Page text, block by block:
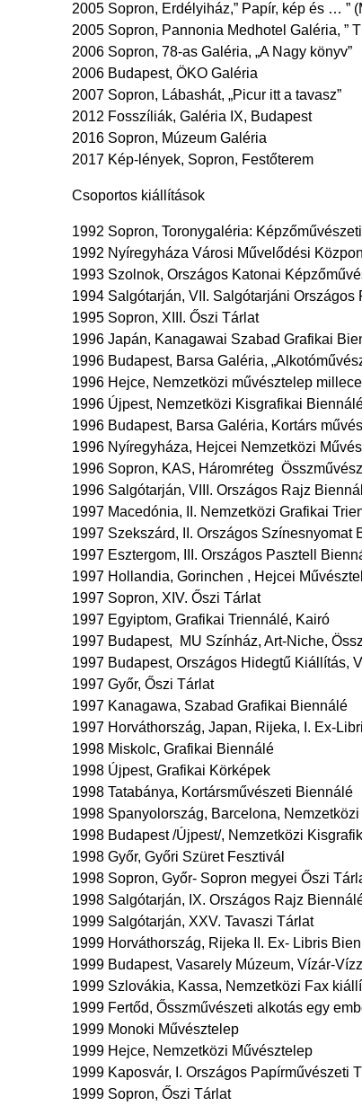
2005 Sopron, Erdélyiház,” Papír, kép és … ”
2005 Sopron, Pannonia Medhotel Galéria, ”
2006 Sopron, 78-as Galéria, „A Nagy könyv”
2006 Budapest, ÖKO Galéria
2007 Sopron, Lábashát, „Picur itt a tavasz”
2012 Fosszíliák, Galéria IX, Budapest
2016 Sopron, Múzeum Galéria
2017 Kép-lények, Sopron, Festőterem
Csoportos kiállítások
1992 Sopron, Toronygaléria:
1992 Nyíregyháza Városi Művelődési
1993 Szolnok, Országos Katonai
1994 Salgótarján, VII. Salgótarjáni Országos
1995 Sopron, XIII. Őszi Tárlat
1996 Japán, Kanagawai Szabad Grafikai
1996 Budapest, Barsa Galéria,
1996 Hejce, Nemzetközi művésztelep
1996 Újpest, Nemzetközi Kisgrafikai
1996 Budapest, Barsa Galéria, Kortárs
1996 Nyíregyháza, Hejcei Nemzetközi
1996 Sopron, KAS, Háromréteg
1996 Salgótarján, VIII. Országos Rajz
1997 Macedónia, II. Nemzetközi Grafikai
1997 Szekszárd, II. Országos Színesnyomat
1997 Esztergom, III. Országos Pasztell
1997 Hollandia, Gorinchen , Hejcei
1997 Sopron, XIV. Őszi Tárlat
1997 Egyiptom, Grafikai Triennálé, Kairó
1997 Budapest, MU Színház, Art-Niche,
1997 Budapest, Országos Hidegtű Kiállítás,
1997 Győr, Őszi Tárlat
1997 Kanagawa, Szabad Grafikai Biennálé
1997 Horváthország, Japan, Rijeka, I. Ex-
1998 Miskolc, Grafikai Biennálé
1998 Újpest, Grafikai Körképek
1998 Tatabánya, Kortársművészeti Biennálé
1998 Spanyolország, Barcelona,
1998 Budapest /Újpest/, Nemzetközi
1998 Győr, Győri Szüret Fesztivál
1998 Sopron, Győr- Sopron megyei Őszi
1998 Salgótarján, IX. Országos Rajz
1999 Salgótarján, XXV. Tavaszi Tárlat
1999 Horváthország, Rijeka II. Ex- Libris
1999 Budapest, Vasarely Múzeum, Vízár-
1999 Szlovákia, Kassa, Nemzetközi Fax
1999 Fertőd, Ősszművészeti alkotás egy
1999 Monoki Művésztelep
1999 Hejce, Nemzetközi Művésztelep
1999 Kaposvár, I. Országos Papírművészeti
1999 Sopron, Őszi Tárlat